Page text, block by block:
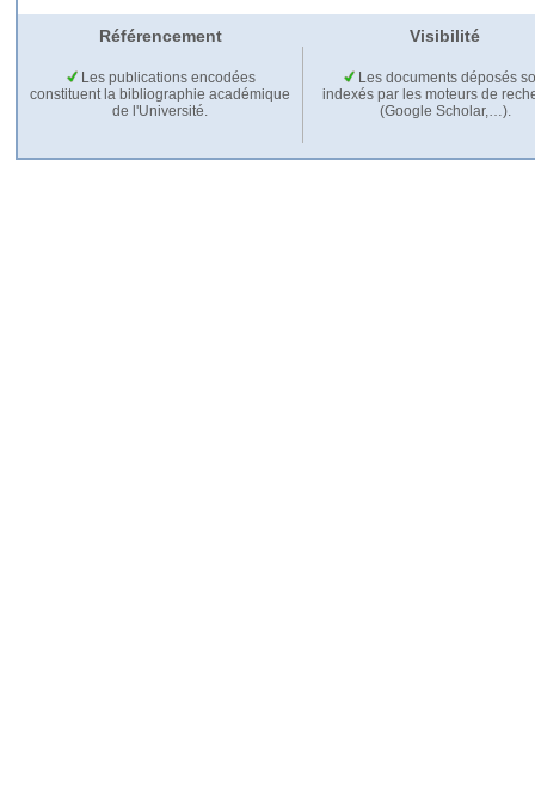
Référencement Visibilité
Les publications encodées
constituent la bibliographie académique
de l'Université.
Les documents déposés
indexés par les moteurs de
(Google Scholar,…).